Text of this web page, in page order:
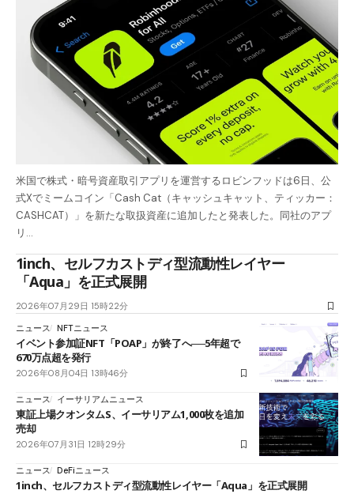
米国で株式・暗号資産取引アプリを運営するロビンフッドは6日、公
式Xでミームコイン「Cash Cat（キャッシュキャット、ティッカー：
CASHCAT）」を新たな取扱資産に追加したと発表した。同社のアプ
リ…
1inch、セルフカストディ型流動性レイヤー
「Aqua」を正式展開
2026年07月29日 15時22分
ニュース NFTニュース
イベント参加証NFT「POAP」が終了へ──5年超で
670万点超を発行
2026年08月04日 13時46分
ニュース イーサリアムニュース
東証上場クオンタムS、イーサリアム1,000枚を追加
売却
2026年07月31日 12時29分
ニュース DeFiニュース
1inch、セルフカストディ型流動性レイヤー「Aqua」を正式展開